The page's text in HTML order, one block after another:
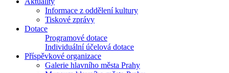
Informace z oddělení kultury
Tiskové zprávy
Dotace
Programové dotace
Individuální účelová dotace
Příspěvkové organizace
Galerie hlavního města Prahy